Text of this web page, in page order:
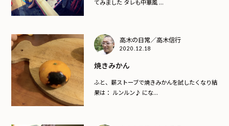
てみました タレも中華風 ...
高木の日常／高木信行
2020.12.18
焼きみかん
ふと、薪ストーブで焼きみかんを試したくなり結
果は： ルンルン♪ にな...